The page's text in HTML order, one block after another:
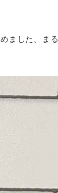
ました。まる